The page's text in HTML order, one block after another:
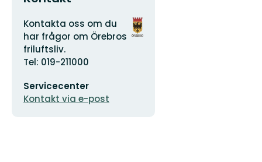
Adress
Kontakta oss om du
har frågor om Örebros
friluftsliv.
Tel: 019-211000
postadress
Servicecenter
Kontakt via e-post
Organisationens
logotyp